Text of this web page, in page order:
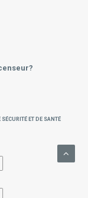
et de Santé